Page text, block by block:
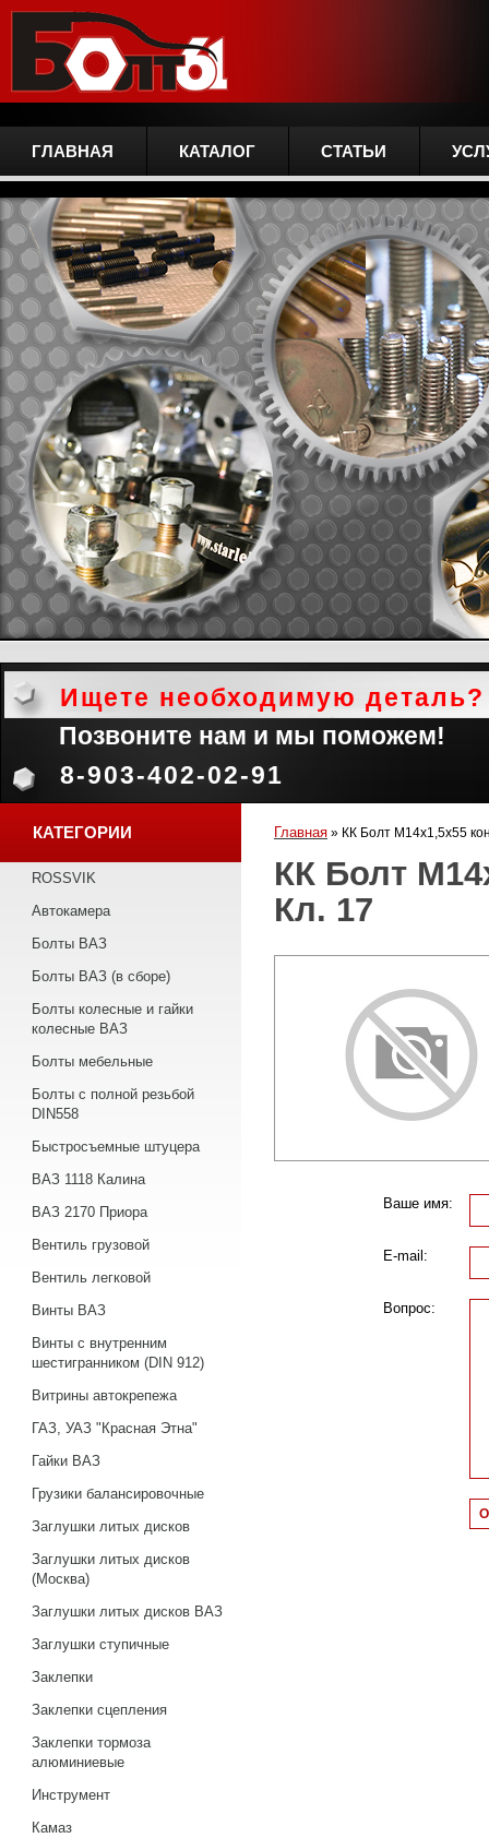
ГЛАВНАЯ КАТАЛОГ СТАТЬИ
Ищете необходимую деталь?
Позвоните нам и мы поможем!
8-903-402-02-91
КАТЕГОРИИ
ROSSVIK
Автокамера
Болты ВАЗ
Болты ВАЗ (в сборе)
Болты колесные и гайки
колесные ВАЗ
Болты мебельные
Болты с полной резьбой
DIN558
Быстросъемные штуцера
ВАЗ 1118 Калина
ВАЗ 2170 Приора
Вентиль грузовой
Вентиль легковой
Винты ВАЗ
Винты с внутренним
шестигранником (DIN 912)
Витрины автокрепежа
ГАЗ, УАЗ "Красная Этна"
Гайки ВАЗ
Грузики балансировочные
Заглушки литых дисков
Заглушки литых дисков
(Москва)
Заглушки литых дисков ВАЗ
Заглушки ступичные
Заклепки
Заклепки сцепления
Заклепки тормоза
алюминиевые
Инструмент
Камаз
Главная » КК Болт М14х1,5х55
КК Болт
Кл. 17
Ваше имя:
E-mail:
Вопрос: